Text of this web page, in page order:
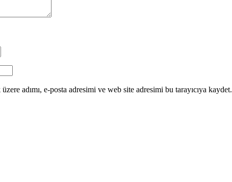
adımı, e-posta adresimi ve web site adresimi bu tarayıcıya kaydet.